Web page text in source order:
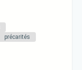
précarités